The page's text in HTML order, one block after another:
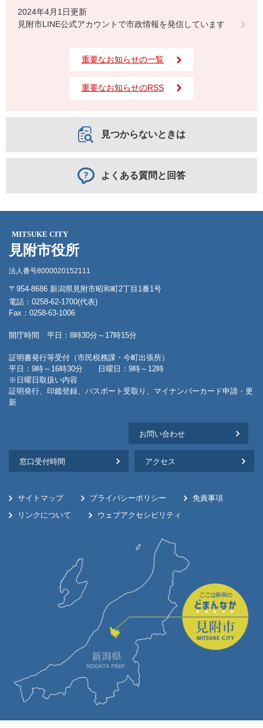
2024年4月1日更新
見附市LINE公式アカウントで市政情報を発信しています
重要なお知らせの一覧
重要なお知らせのRSS
見つからないときは
よくある質問と回答
MITSUKE CITY
見附市役所
法人番号8000020152111
〒954-8686 新潟県見附市昭和町2丁目1番1号
電話：0258-62-1700(代表)
Fax：0258-63-1006
開庁時間 平日：8時30分～17時15分
証明書発行等受付（市民税務課・今町出張所）
平日：9時～16時30分 日曜日：9時～12時
※日曜日取扱い内容
証明発行、印鑑登録、パスポート受取り、マイナンバーカード申請・更
新
お問い合わせ
窓口受付時間 アクセス
サイトマップ プライバシーポリシー
免責事項
リンクについて
ウェブアクセシビリティ